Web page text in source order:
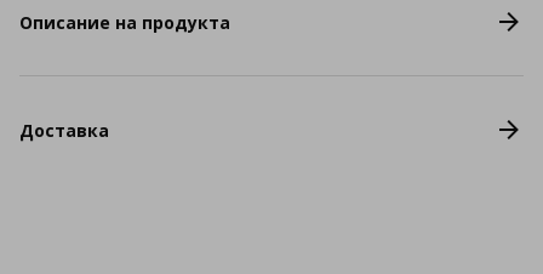
Описание на продукта
Доставка